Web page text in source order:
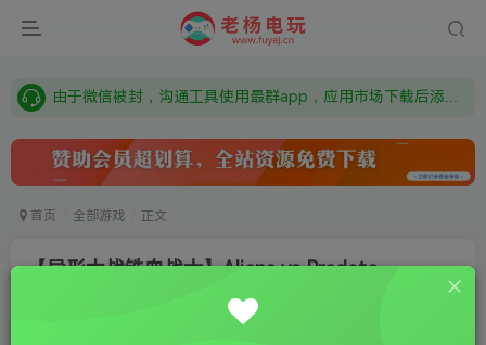
需要什么游戏请联系客服，若链接失效请联系客服，百度网盘边上的激活码也是解压密码
由于微信被封，沟通工具使用最群app，应用市场下载后添加好友：Y9FA49 以后用最群交流解决问题。不再使用微信！
首页 全部游戏 正文
【异形大战铁血战士】Aliens vs Predato